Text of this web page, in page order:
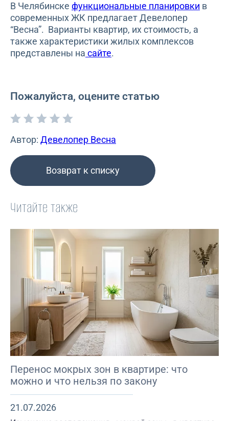
В Челябинске функциональные планировки в
современных ЖК предлагает Девелопер
“Весна”. Варианты квартир, их стоимость, а
также характеристики жилых комплексов
представлены на сайте.
Пожалуйста, оцените статью
Автор: Девелопер Весна
Возврат к списку
Читайте также
Перенос мокрых зон в квартире: что
можно и что нельзя по закону
21.07.2026